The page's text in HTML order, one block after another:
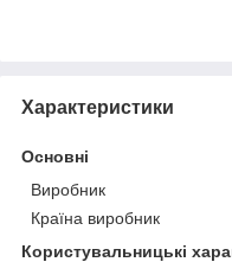
Характеристики
Основні
Виробник
Країна виробник
Користувальницькі